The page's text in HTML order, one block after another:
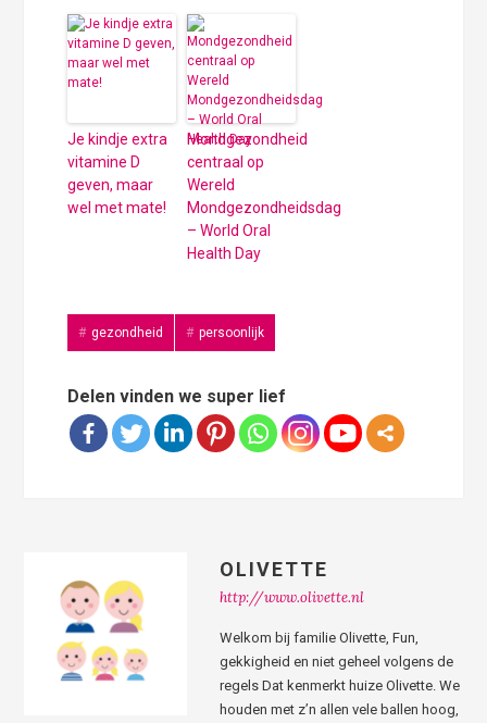
Je kindje extra
vitamine D
geven, maar
wel met mate!
Mondgezondheid
centraal op
Wereld
Mondgezondheidsdag
– World Oral
Health Day
gezondheid persoonlijk
Delen vinden we super lief
OLIVETTE
http://www.olivette.nl
Welkom bij familie Olivette, Fun,
gekkigheid en niet geheel volgens de
regels Dat kenmerkt huize Olivette. We
houden met z’n allen vele ballen hoog,